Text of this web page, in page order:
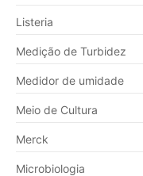
Listeria
Medição de Turbidez
Medidor de umidade
Meio de Cultura
Merck
Microbiologia